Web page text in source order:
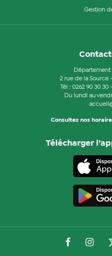
Gestion
Département
2 rue de la Source
Tél : 0262 90 30 30
Du lundi au
Consultez nos
Télécharger